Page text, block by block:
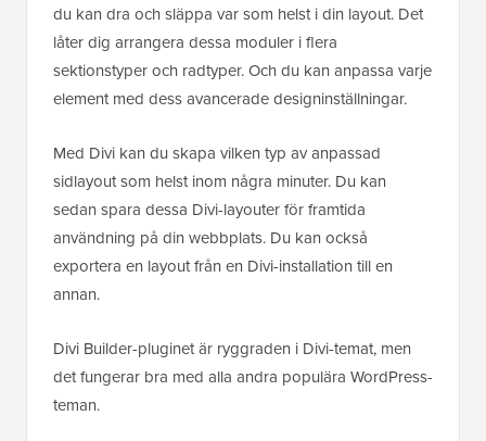
du kan dra och släppa var som helst i din layout. Det
låter dig arrangera dessa moduler i flera
sektionstyper och radtyper. Och du kan anpassa varje
element med dess avancerade designinställningar.
Med Divi kan du skapa vilken typ av anpassad
sidlayout som helst inom några minuter. Du kan
sedan spara dessa Divi-layouter för framtida
användning på din webbplats. Du kan också
exportera en layout från en Divi-installation till en
annan.
Divi Builder-pluginet är ryggraden i Divi-temat, men
det fungerar bra med alla andra populära WordPress-
teman.